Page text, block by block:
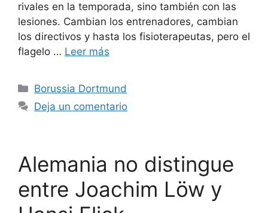
rivales en la temporada, sino también con las
lesiones. Cambian los entrenadores, cambian
los directivos y hasta los fisioterapeutas, pero el
flagelo … Leer más
Categorías
Borussia Dortmund
Deja un comentario
Alemania no distingue
entre Joachim Löw y